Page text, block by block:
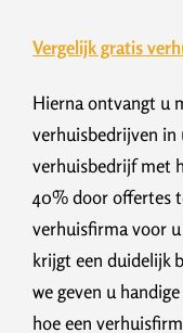
Vergelijk gratis
Hierna ontvangt u
verhuisbedrijven in
verhuisbedrijf met
40% door offertes
verhuisfirma voor u
krijgt een duidelijk
we geven u
hoe een